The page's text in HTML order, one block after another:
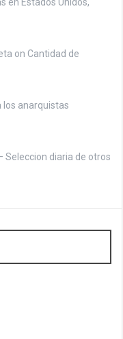
on Cantidad de
los anarquistas
Seleccion diaria de otros